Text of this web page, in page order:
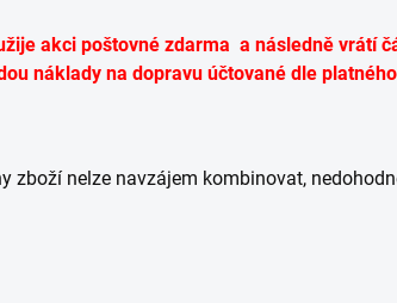
akci poštovné zdarma a následně vrátí
náklady na dopravu účtované dle
zboží nelze navzájem kombinovat,